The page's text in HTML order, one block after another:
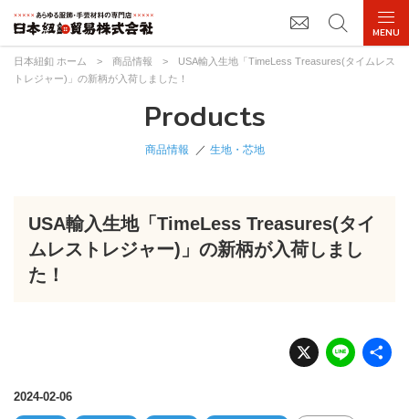
日本紐釦 ホーム > 商品情報 >
USA輸入生地「TimeLess Treasures(タイムレス
トレジャー)」の新柄が入荷しました！
Products
商品情報 生地・芯地
USA輸入生地「TimeLess Treasures(タイ
ムレストレジャー)」の新柄が入荷しまし
た！
X Li
n
2024-02-06